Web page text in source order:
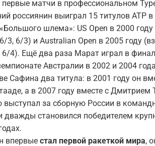
первые матчи в профессиональном
россиянин выиграл 15 титулов АТР
шлема»: US Open в 2000
3, 6/3) и Australian Open в 2005 году
4 ). Ещё два раза Марат играл в
Австралии в 2002 и 2004
Сафина два титула: в 2001 году он
а в 2007 году вместе с Дмитрием
выступал за сборную России в
дважды становился победителем
впервые стал первой ракеткой мира,